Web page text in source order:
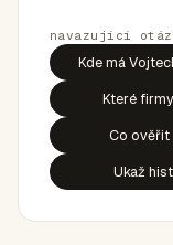
navazující
Kde má
Které
Co ověřit
Ukaž